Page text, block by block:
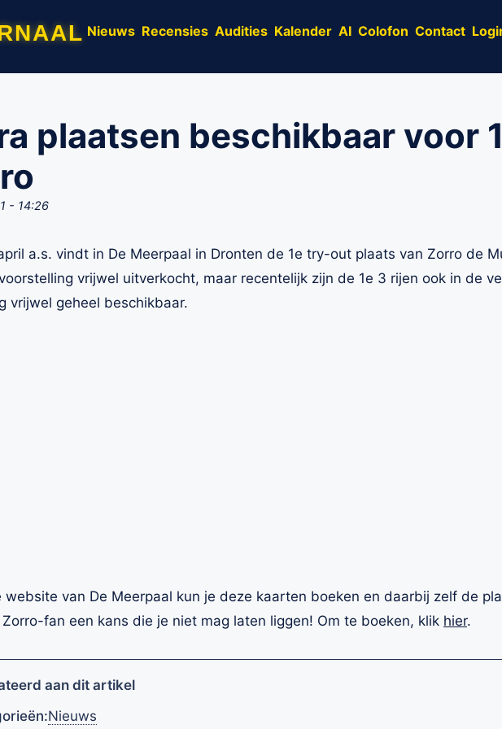
Nieuws Recensies Audities Kalender AI Colofon Contact
plaatsen beschikbaar voor
- 14:26
a.s. vindt in De Meerpaal in Dronten de 1e try-out plaats van Zorro de
vrijwel uitverkocht, maar recentelijk zijn de 1e 3 rijen ook in de
vrijwel geheel beschikbaar.
website van De Meerpaal kun je deze kaarten boeken en daarbij zelf de
fan een kans die je niet mag laten liggen! Om te boeken, klik hier.
aan dit artikel
Nieuws